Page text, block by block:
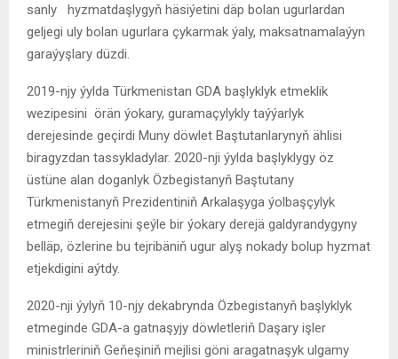
sanly hyzmatdaşlygyň häsiýetini däp bolan ugurlardan
geljegi uly bolan ugurlara çykarmak ýaly, maksatnamalaýyn
garaýyşlary düzdi.
2019-njy ýylda Türkmenistan GDA başlyklyk etmeklik
wezipesini örän ýokary, guramaçylykly taýýarlyk
derejesinde geçirdi Muny döwlet Baştutanlarynyň ählisi
biragyzdan tassykladylar. 2020-nji ýylda başlyklygy öz
üstüne alan doganlyk Özbegistanyň Baştutany
Türkmenistanyň Prezidentiniň Arkalaşyga ýolbaşçylyk
etmegiň derejesini şeýle bir ýokary derejä galdyrandygyny
belläp, özlerine bu tejribäniň ugur alyş nokady bolup hyzmat
etjekdigini aýtdy.
2020-nji ýylyň 10-njy dekabrynda Özbegistanyň başlyklyk
etmeginde GDA-a gatnaşyjy döwletleriň Daşary işler
ministrleriniň Geňeşiniň mejlisi göni aragatnaşyk ulgamy